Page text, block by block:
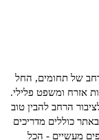
רחב של תחומים, החל
אזרח ומשפט פלילי.
הרחב להבין טוב
כוללים מדריכים
מעשיים - הכל